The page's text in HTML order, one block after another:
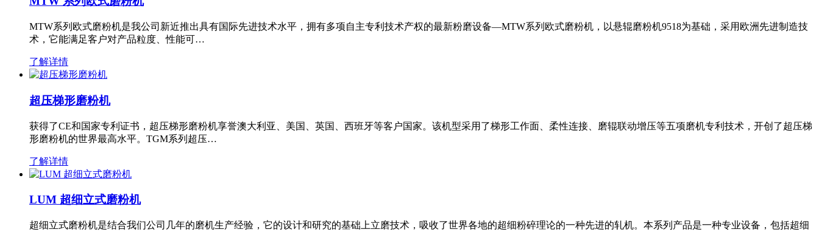
MTW系列欧式磨粉机是我公司新近推出具有国际先进技术水平，拥有多项自主专利技术产权的最新粉磨设备—MTW系列欧式磨粉机，以悬辊磨粉机9518为基础，采用欧洲先进制造技
术，它能满足客户对产品粒度、性能可…
了解详情
超压梯形磨粉机
获得了CE和国家专利证书，超压梯形磨粉机享誉澳大利亚、美国、英国、西班牙等客户国家。该机型采用了梯形工作面、柔性连接、磨辊联动增压等五项磨机专利技术，开创了超压梯
形磨粉机的世界最高水平。TGM系列超压…
了解详情
LUM 超细立式磨粉机
超细立式磨粉机是结合我们公司几年的磨机生产经验，它的设计和研究的基础上立磨技术，吸收了世界各地的超细粉碎理论的一种先进的轧机。本系列产品是一种专业设备，包括超细